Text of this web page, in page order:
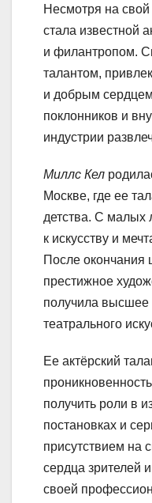
Несмотря на
стала известной
и филантропом.
талантом,
и добрым
поклонников и
индустрии
Миллс Кел
Москве, где ее
детства. С малых
к искусству и
После окончания
престижное
получила высшее
театрального
Ее актёрский
получить роли в
постановках и
присутствием на
сердца зрителей
своей